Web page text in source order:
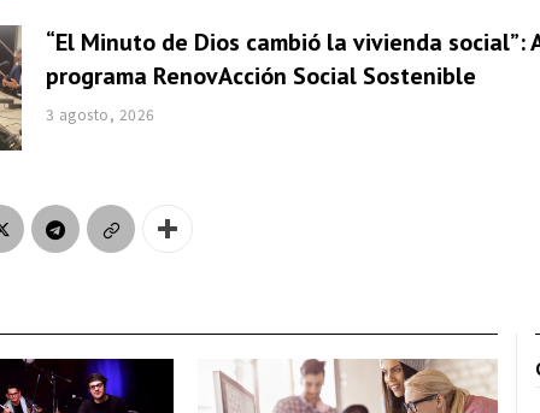
“El Minuto de Dios cambió la vivienda social”:
programa RenovAcción Social Sostenible
3 agosto, 2026